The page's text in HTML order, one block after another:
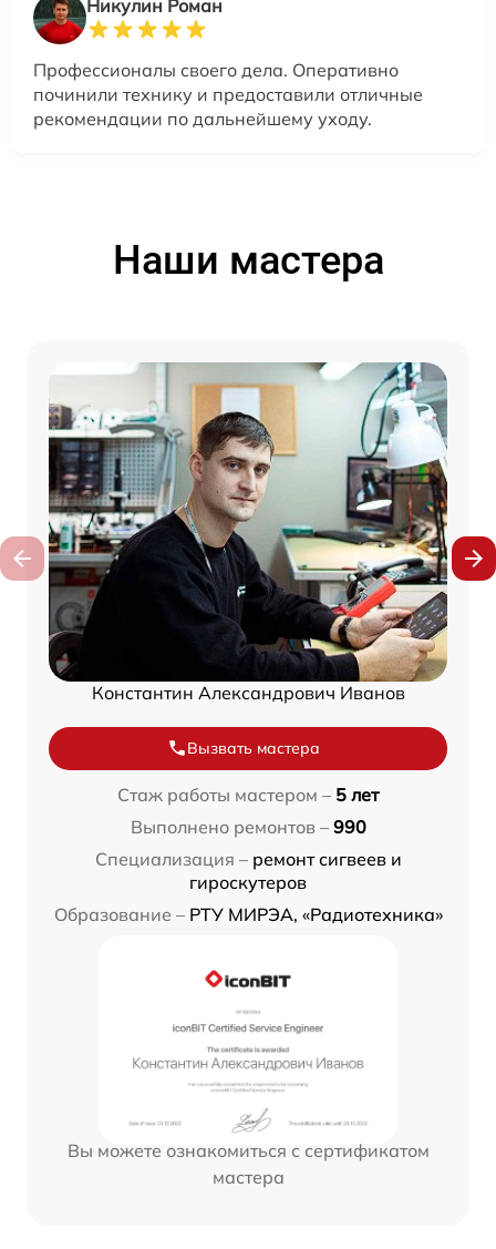
Никулин Роман
Профессионалы своего дела. Оперативно
починили технику и предоставили отличные
рекомендации по дальнейшему уходу.
Наши мастера
Константин Александрович Иванов
Вызвать мастера
Стаж работы мастером – 5 лет
Выполнено ремонтов – 990
Специализация – ремонт сигвеев и
гироскутеров
Образование – РТУ МИРЭА, «Радиотехника»
Вы можете ознакомиться с сертификатом
мастера